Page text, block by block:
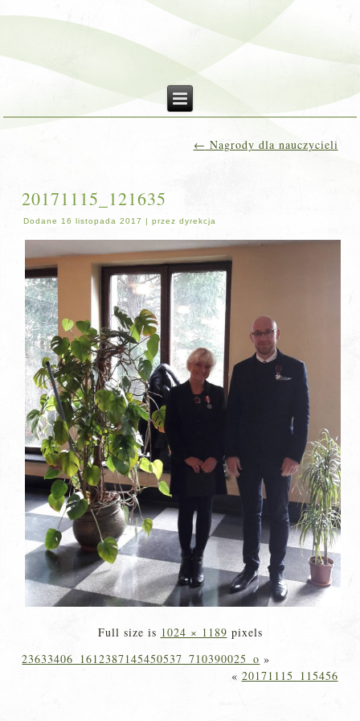
← Nagrody dla nauczycieli
20171115_121635
Dodane 16 listopada 2017 |przez dyrekcja
Full size is 1024 × 1189 pixels
23633406_1612387145450537_710390025_o »
« 20171115_115456